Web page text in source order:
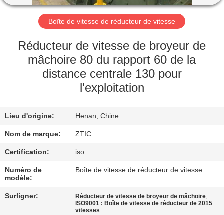
AU
SUJET
DE
NOUS
CONTRÔLE
DE
QUALITÉ
CONTACTEZ-
Boîte de vitesse de réducteur de vitesse
Réducteur de vitesse de broyeur de
mâchoire 80 du rapport 60 de la
distance centrale 130 pour
l'exploitation
Lieu d'origine: Henan, Chine
Nom de marque: ZTIC
Certification: iso
Numéro de
modèle:
Boîte de vitesse de réducteur de vitesse
Surligner: Réducteur de vitesse de broyeur de mâchoire,
ISO9001 : Boîte de vitesse de réducteur de 2015
vitesses